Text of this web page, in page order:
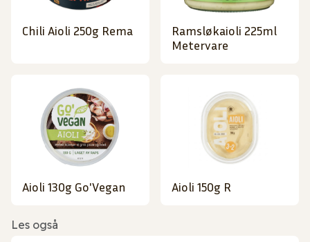
Chili Aioli 250g Rema
Ramsløkaioli 225ml
Metervare
Aioli 130g Go'Vegan Aioli 150g R
Les også